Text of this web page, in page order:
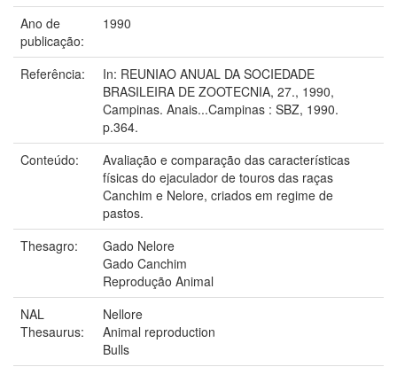
Ano de
publicação:
1990
Referência:
In: REUNIAO ANUAL DA SOCIEDADE
BRASILEIRA DE ZOOTECNIA, 27., 1990,
Campinas. Anais...Campinas : SBZ, 1990.
p.364.
Conteúdo:
Avaliação e comparação das características
físicas do ejaculador de touros das raças
Canchim e Nelore, criados em regime de
pastos.
Thesagro:
Gado Nelore
Gado Canchim
Reprodução Animal
NAL
Thesaurus:
Nellore
Animal reproduction
Bulls